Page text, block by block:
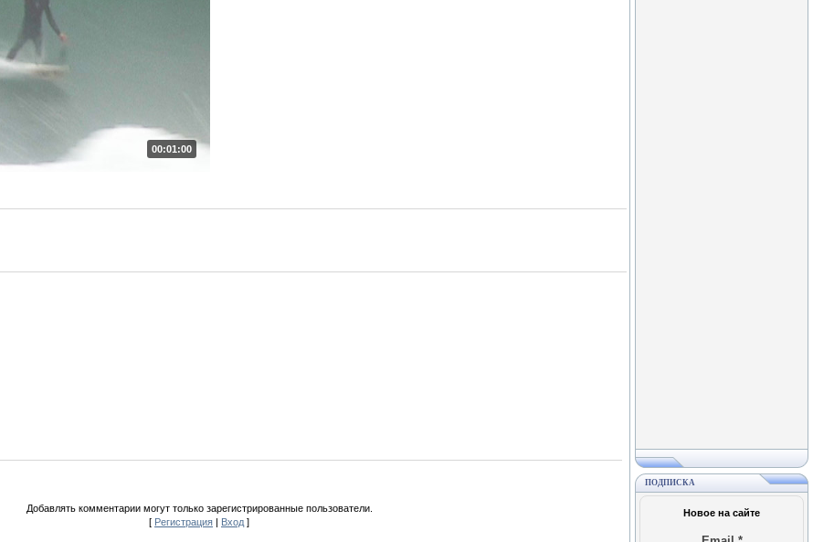
00:01:00
Добавлять комментарии могут только зарегистрированные пользователи.
[ Регистрация | Вход ]
ПОДПИСКА
Новое на сайте